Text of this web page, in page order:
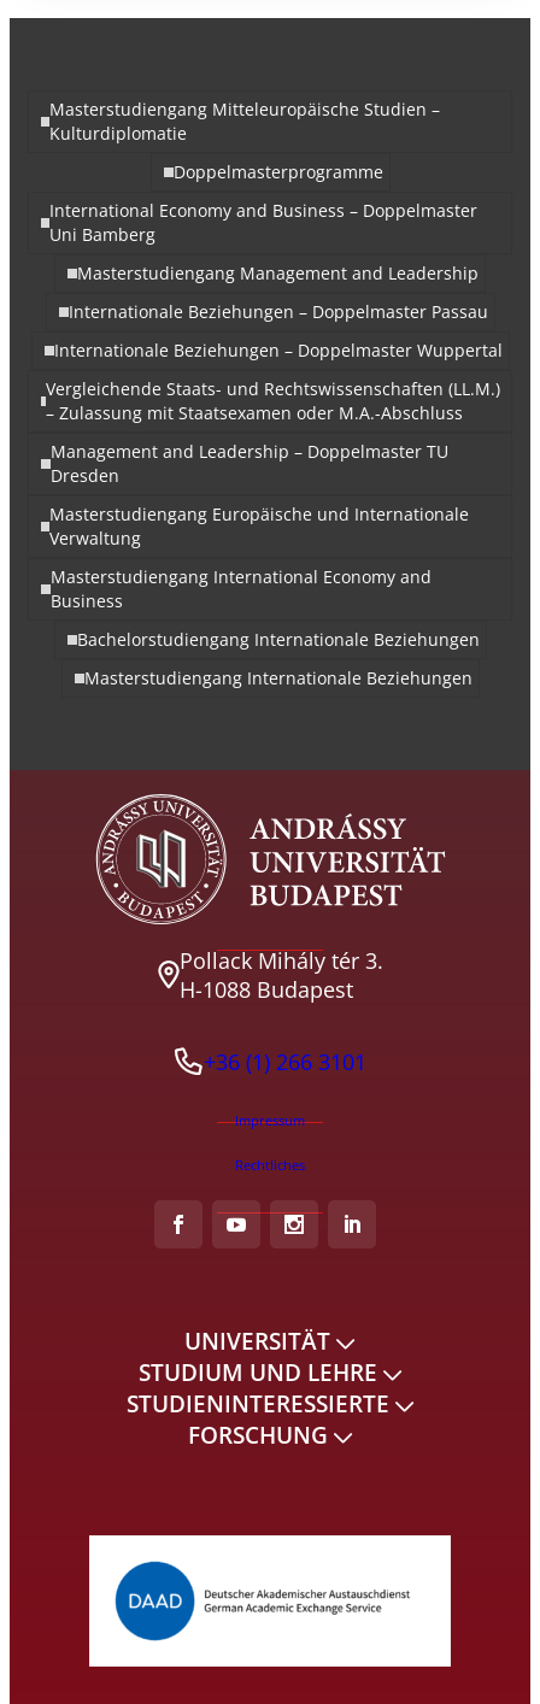
Masterstudiengang Mitteleuropäische Studien –
Kulturdiplomatie
Doppelmasterprogramme
International Economy and Business – Doppelmaster
Uni Bamberg
Masterstudiengang Management and Leadership
Internationale Beziehungen – Doppelmaster Passau
Internationale Beziehungen – Doppelmaster Wuppertal
Vergleichende Staats- und Rechtswissenschaften (LL.M.)
– Zulassung mit Staatsexamen oder M.A.-Abschluss
Management and Leadership – Doppelmaster TU
Dresden
Masterstudiengang Europäische und Internationale
Verwaltung
Masterstudiengang International Economy and
Business
Bachelorstudiengang Internationale Beziehungen
Masterstudiengang Internationale Beziehungen
Pollack Mihály tér 3.
H-1088 Budapest
+36 (1) 266 3101
Impressum
Rechtliches
UNIVERSITÄT
STUDIUM UND LEHRE
STUDIENINTERESSIERTE
FORSCHUNG